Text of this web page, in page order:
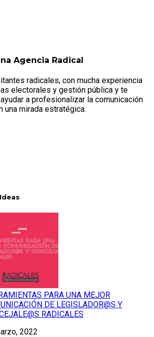
Agencia Radical
radicales, con mucha experiencia
electorales y gestión pública y te
a profesionalizar la comunicación
una mirada estratégica.
PARA UNA MEJOR
DE LEGISLADOR@S Y
RADICALES
2022